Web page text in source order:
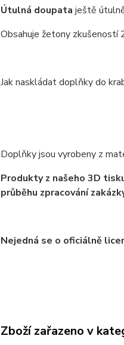
Útulná doupata ještě
Obsahuje žetony zkušeností
Jak naskládat doplňky do
Doplňky jsou vyrobeny z
Produkty z našeho 3D
průběhu zpracování
Nejedná se o oficiálně
Zboží zařazeno v